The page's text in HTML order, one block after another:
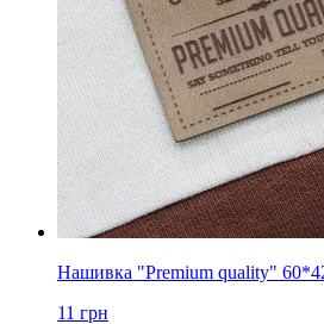
Нашивка "Premium quality"
11 грн